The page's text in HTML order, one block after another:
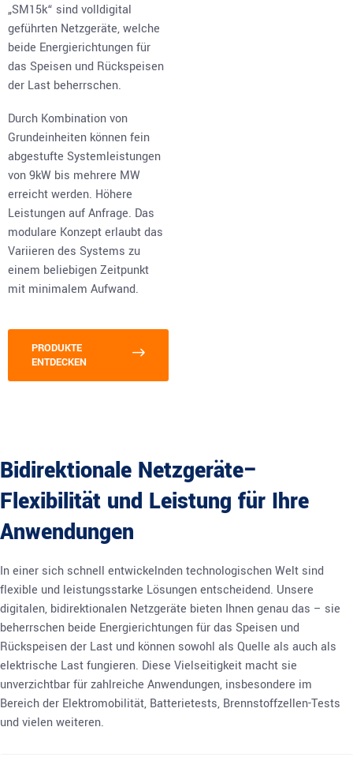
„SM15k“ sind volldigital
geführten Netzgeräte, welche
beide Energierichtungen für
das Speisen und Rückspeisen
der Last beherrschen.
Durch Kombination von
Grundeinheiten können fein
abgestufte Systemleistungen
von 9kW bis mehrere MW
erreicht werden. Höhere
Leistungen auf Anfrage. Das
modulare Konzept erlaubt das
Variieren des Systems zu
einem beliebigen Zeitpunkt
mit minimalem Aufwand.
PRODUKTE
ENTDECKEN
Bidirektionale Netzgeräte–
Flexibilität und Leistung für Ihre
Anwendungen
In einer sich schnell entwickelnden technologischen Welt sind
flexible und leistungsstarke Lösungen entscheidend. Unsere
digitalen, bidirektionalen Netzgeräte bieten Ihnen genau das – sie
beherrschen beide Energierichtungen für das Speisen und
Rückspeisen der Last und können sowohl als Quelle als auch als
elektrische Last fungieren. Diese Vielseitigkeit macht sie
unverzichtbar für zahlreiche Anwendungen, insbesondere im
Bereich der Elektromobilität, Batterietests, Brennstoffzellen-Tests
und vielen weiteren.